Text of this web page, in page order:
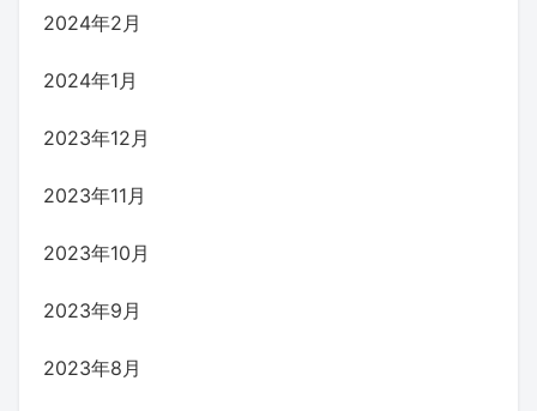
2024年2月
2024年1月
2023年12月
2023年11月
2023年10月
2023年9月
2023年8月